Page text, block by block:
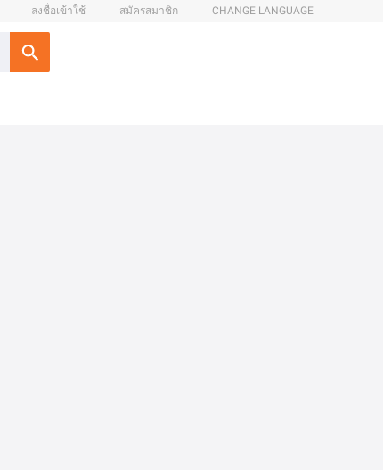
ลงชื่อเข้าใช้ สมัครสมาชิก CHANGE LANGUAGE